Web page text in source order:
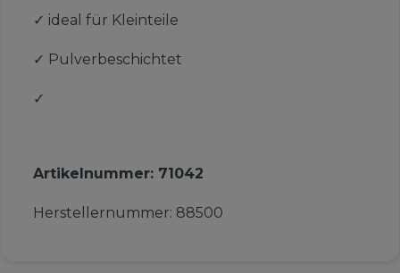
✓ ideal für Kleinteile
✓ Pulverbeschichtet
✓
Artikelnummer: 71042
Herstellernummer: 88500